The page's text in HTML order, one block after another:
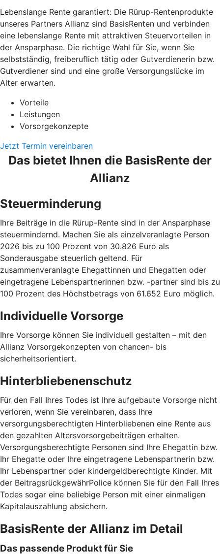
Lebenslange Rente garantiert: Die Rürup-Rentenprodukte
unseres Partners Allianz sind BasisRenten und verbinden
eine lebenslange Rente mit attraktiven Steuervorteilen in
der Ansparphase. Die richtige Wahl für Sie, wenn Sie
selbstständig, freiberuflich tätig oder Gutverdienerin bzw.
Gutverdiener sind und eine große Versorgungslücke im
Alter erwarten.
Vorteile
Leistungen
Vorsorgekonzepte
Jetzt Termin vereinbaren
Das bietet Ihnen die BasisRente der
Allianz
Steuerminderung
Ihre Beiträge in die Rürup-Rente sind in der Ansparphase
steuermindernd. Machen Sie als einzelveranlagte Person
2026 bis zu 100 Prozent von 30.826 Euro als
Sonderausgabe steuerlich geltend. Für
zusammenveranlagte Ehegattinnen und Ehegatten oder
eingetragene Lebenspartnerinnen bzw. -partner sind bis zu
100 Prozent des Höchstbetrags von 61.652 Euro möglich.
Individuelle Vorsorge
Ihre Vorsorge können Sie individuell gestalten – mit den
Allianz Vorsorgekonzepten von chancen- bis
sicherheitsorientiert.
Hinterbliebenenschutz
Für den Fall Ihres Todes ist Ihre aufgebaute Vorsorge nicht
verloren, wenn Sie vereinbaren, dass Ihre
versorgungsberechtigten Hinterbliebenen eine Rente aus
den gezahlten Altersvorsorgebeiträgen erhalten.
Versorgungsberechtigte Personen sind Ihre Ehegattin bzw.
Ihr Ehegatte oder Ihre eingetragene Lebenspartnerin bzw.
Ihr Lebenspartner oder kindergeldberechtigte Kinder. Mit
der BeitragsrückgewährPolice können Sie für den Fall Ihres
Todes sogar eine beliebige Person mit einer einmaligen
Kapitalauszahlung absichern.
BasisRente der Allianz im Detail
Das passende Produkt für Sie